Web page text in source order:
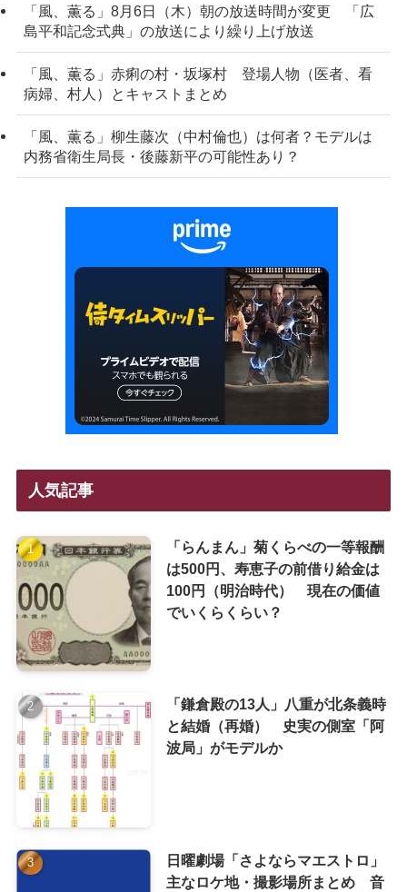
「風、薫る」8月6日（木）朝の放送時間が変更 「広
島平和記念式典」の放送により繰り上げ放送
「風、薫る」赤痢の村・坂塚村 登場人物（医者、看
病婦、村人）とキャストまとめ
「風、薫る」柳生藤次（中村倫也）は何者？モデルは
内務省衛生局長・後藤新平の可能性あり？
人気記事
「らんまん」菊くらべの一等報酬
は500円、寿恵子の前借り給金は
100円（明治時代） 現在の価値
でいくらくらい？
「鎌倉殿の13人」八重が北条義時
と結婚（再婚） 史実の側室「阿
波局」がモデルか
日曜劇場「さよならマエストロ」
主なロケ地・撮影場所まとめ 音